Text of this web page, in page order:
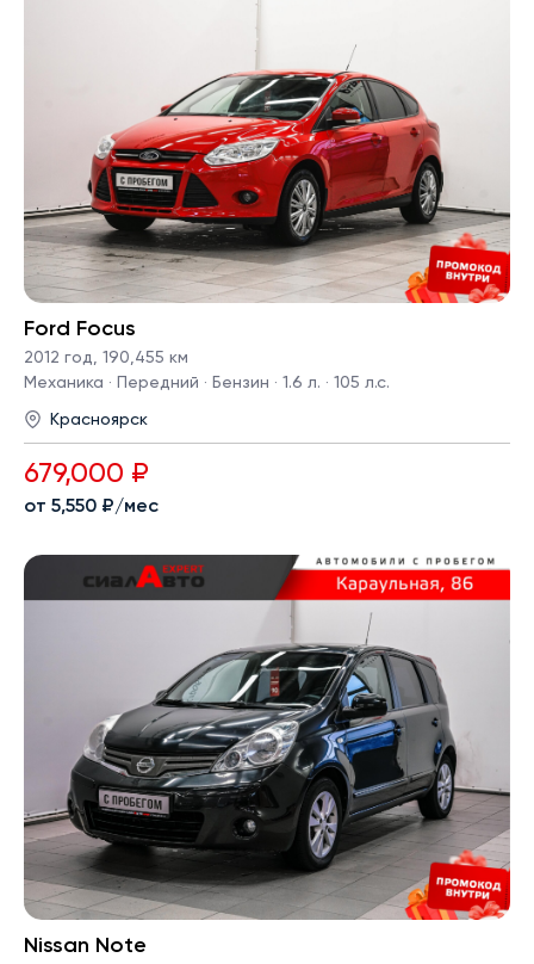
Ford Focus
2012 год
190,455 км
Механика · Передний · Бензин · 1.6 л. · 105 л.с.
Красноярск
679,000 ₽
от 5,550 ₽/мес
Nissan Note